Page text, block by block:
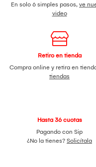
En solo 6 simples pasos, ve
video
Retiro en tienda
Compra online y retira en
tiendas
Hasta 36 cuotas
Pagando con Sip
¿No la tienes? Solicítala